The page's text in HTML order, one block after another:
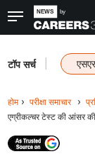
टॉप सर्च
होम परीक्षा समाचार
एग्रीकल्चर टेस्ट की आंसर